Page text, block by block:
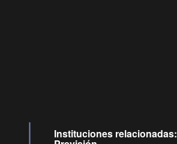
Instituciones relacionadas: